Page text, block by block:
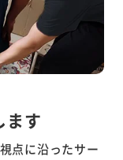
ます
点に沿ったサー